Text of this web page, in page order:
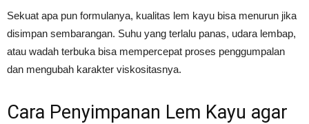
Cepat
Kering,
Kuat
Sekuat apa pun formulanya, kualitas lem kayu bisa menurun jika
disimpan sembarangan. Suhu yang terlalu panas, udara lembap,
atau wadah terbuka bisa mempercepat proses penggumpalan
dan mengubah karakter viskositasnya.
Cara Penyimpanan Lem Kayu agar